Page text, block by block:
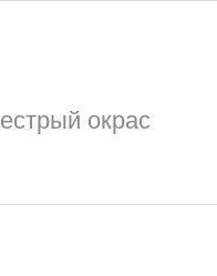
окрас